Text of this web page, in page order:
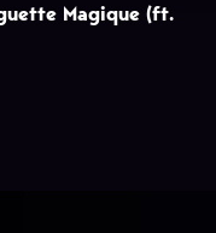
Magique (ft.